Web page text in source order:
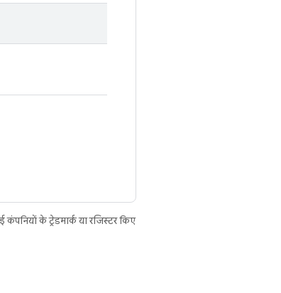
के ट्रेडमार्क या रजिस्टर किए